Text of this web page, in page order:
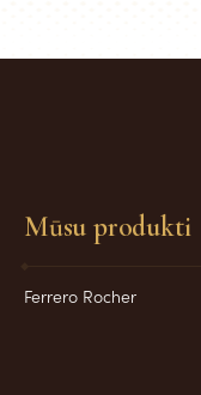
Mūsu produkti
Ferrero Rocher